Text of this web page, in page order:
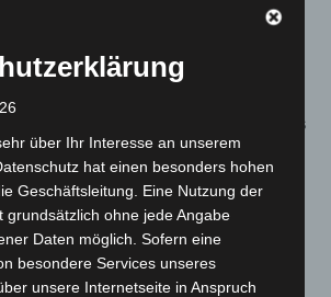
des Geschehens übernahm
Hannover. Aufgrund der Schwere
Messers stuften die
als versuchten Totschlag ein.
unter anderem die Intensität des
Verletzungen des
umfangreichen
über Ihr Interesse an unserem
hat einen besonders hohen
Geschäftsleitung. Eine Nutzung der
grundsätzlich ohne jede Angabe
Daten möglich. Sofern eine
besondere Services unseres
unsere Internetseite in Anspruch